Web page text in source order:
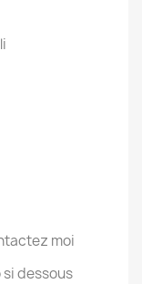
moi
si dessous